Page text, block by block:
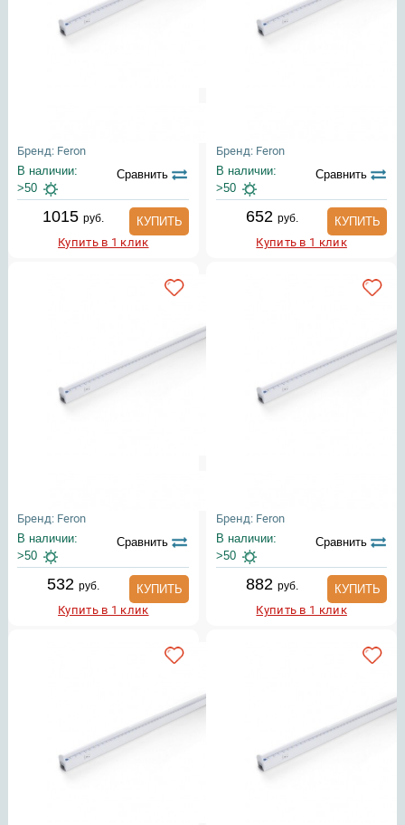
Бренд: Feron
В наличии:
>50
Сравнить
1015руб.
КУПИТЬ
Купить в 1 клик
Бренд: Feron
В наличии:
>50
Сравнить
652 руб.
КУПИТЬ
Купить в 1 клик
Бренд: Feron
В наличии:
>50
Сравнить
532руб.
КУПИТЬ
Купить в 1 клик
Бренд: Feron
В наличии:
>50
Сравнить
882 руб.
КУПИТЬ
Купить в 1 клик